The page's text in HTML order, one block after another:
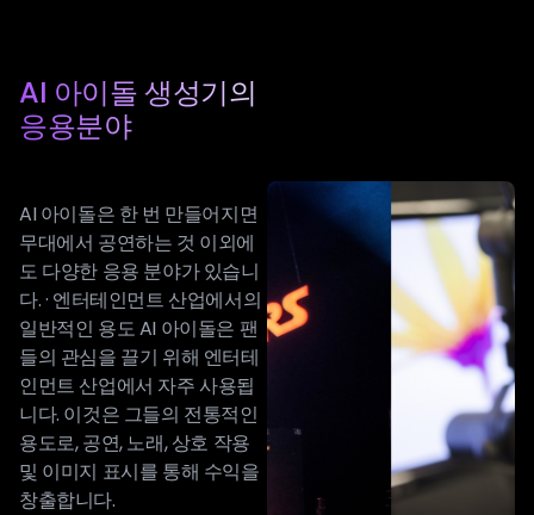
AI 아이돌 생성기의
응용분야
AI 아이돌은 한 번 만들어지면
무대에서 공연하는 것 이외에
도 다양한 응용 분야가 있습니
다. · 엔터테인먼트 산업에서의
일반적인 용도 AI 아이돌은 팬
들의 관심을 끌기 위해 엔터테
인먼트 산업에서 자주 사용됩
니다. 이것은 그들의 전통적인
용도로, 공연, 노래, 상호 작용
및 이미지 표시를 통해 수익을
창출합니다.